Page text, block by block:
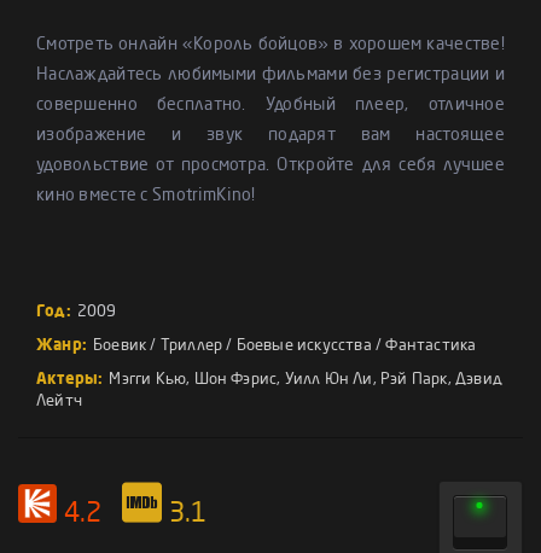
Смотреть онлайн «Король бойцов» в хорошем качестве!
Наслаждайтесь любимыми фильмами без регистрации и
совершенно бесплатно. Удобный плеер, отличное
изображение и звук подарят вам настоящее
удовольствие от просмотра. Откройте для себя лучшее
кино вместе с SmotrimKino!
Год: 2009
Жанр: Боевик / Триллер / Боевые искусства /Фантастика
Актеры: Мэгги Кью, Шон Фэрис, Уилл Юн Ли, Рэй Парк, Дэвид
Лейтч
4.2 3.1